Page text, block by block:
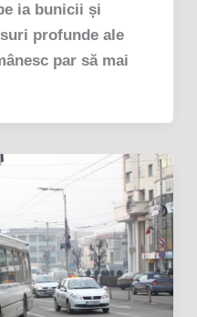
ia bunicii și
profunde ale
par să mai